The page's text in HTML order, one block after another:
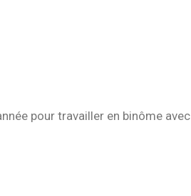
pour travailler en binôme avec